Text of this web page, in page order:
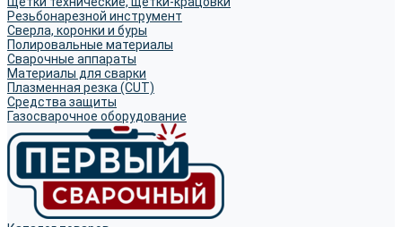
Резьбонарезной инструмент
Сверла, коронки и буры
Полировальные материалы
Сварочные аппараты
Материалы для сварки
Плазменная резка (CUT)
Средства защиты
Газосварочное оборудование